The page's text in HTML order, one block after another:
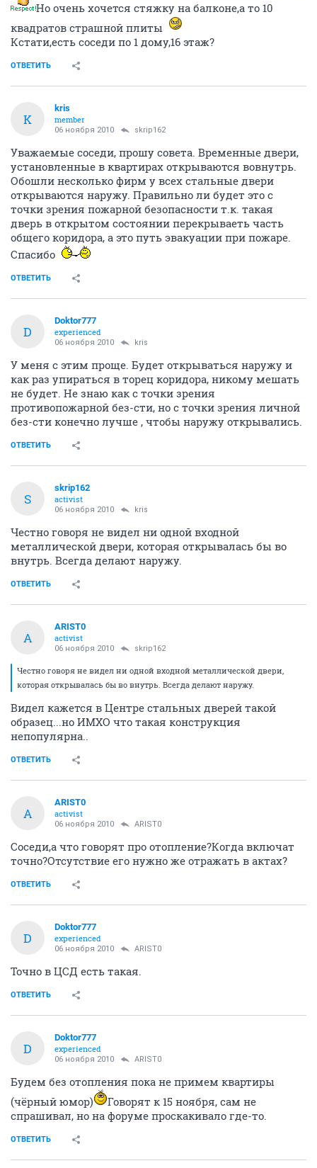
Но очень хочется стяжку на балконе,а то 10
квадратов страшной плиты
Кстати,есть соседи по 1 дому,16 этаж?
ОТВЕТИТЬ
K
kris
member
06 ноября 2010 skrip162
Уважаемые соседи, прошу совета. Временные двери,
установленные в квартирах открываются вовнутрь.
Обошли несколько фирм у всех стальные двери
открываются наружу. Правильно ли будет это с
точки зрения пожарной безопасности т.к. такая
дверь в открытом состоянии перекрываеть часть
общего коридора, а это путь эвакуации при пожаре.
Спасибо
ОТВЕТИТЬ
D
Doktor777
experienced
06 ноября 2010 kris
У меня с этим проще. Будет открываться наружу и
как раз упираться в торец коридора, никому мешать
не будет. Не знаю как с точки зрения
противопожарной без-сти, но с точки зрения личной
без-сти конечно лучше , чтобы наружу открывались.
ОТВЕТИТЬ
S
skrip162
activist
06 ноября 2010 kris
Честно говоря не видел ни одной входной
металлической двери, которая открывалась бы во
внутрь. Всегда делают наружу.
ОТВЕТИТЬ
A
ARIST0
activist
06 ноября 2010 skrip162
Честно говоря не видел ни одной входной металлической двери,
которая открывалась бы во внутрь. Всегда делают наружу.
Видел кажется в Центре стальных дверей такой
образец...но ИМХО что такая конструкция
непопулярна..
ОТВЕТИТЬ
A
ARIST0
activist
06 ноября 2010 ARIST0
Соседи,а что говорят про отопление?Когда включат
точно?Отсутствие его нужно же отражать в актах?
ОТВЕТИТЬ
D
Doktor777
experienced
06 ноября 2010 ARIST0
Точно в ЦСД есть такая.
ОТВЕТИТЬ
D
Doktor777
experienced
06 ноября 2010 ARIST0
Будем без отопления пока не примем квартиры
(чёрный юмор)
Говорят к 15 ноября, сам не
спрашивал, но на форуме проскакивало где-то.
ОТВЕТИТЬ